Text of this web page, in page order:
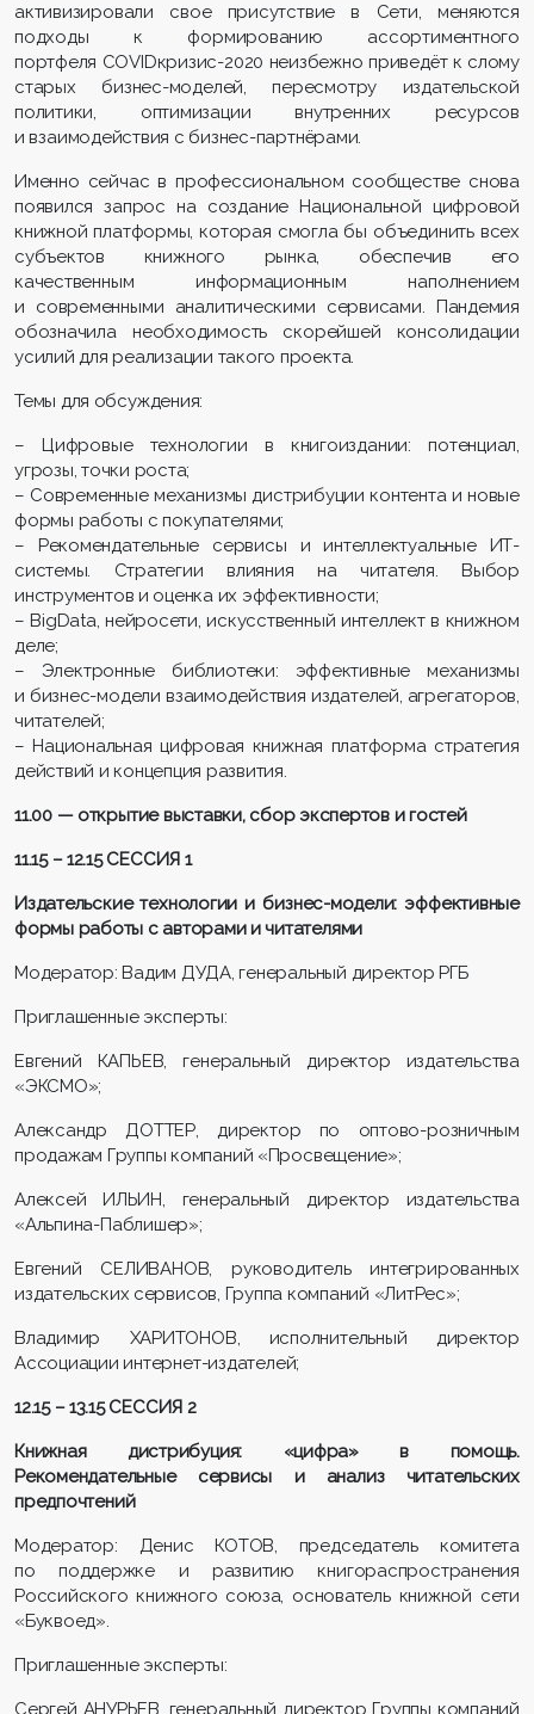
активизировали свое присутствие в Сети, меняются
подходы к формированию ассортиментного
портфеля COVIDкризис-2020 неизбежно приведёт к слому
старых бизнес-моделей, пересмотру издательской
политики, оптимизации внутренних ресурсов
и взаимодействия с бизнес-партнёрами.
Именно сейчас в профессиональном сообществе снова
появился запрос на создание Национальной цифровой
книжной платформы, которая смогла бы объединить всех
субъектов книжного рынка, обеспечив его
качественным информационным наполнением
и современными аналитическими сервисами. Пандемия
обозначила необходимость скорейшей консолидации
усилий для реализации такого проекта.
Темы для обсуждения:
– Цифровые технологии в книгоиздании: потенциал,
угрозы, точки роста;
– Современные механизмы дистрибуции контента и новые
формы работы с покупателями;
– Рекомендательные сервисы и интеллектуальные ИТ-
системы. Стратегии влияния на читателя. Выбор
инструментов и оценка их эффективности;
– BigData, нейросети, искусственный интеллект в книжном
деле;
– Электронные библиотеки: эффективные механизмы
и бизнес-модели взаимодействия издателей, агрегаторов,
читателей;
– Национальная цифровая книжная платформа стратегия
действий и концепция развития.
11.00 — открытие выставки, сбор экспертов и гостей
11.15 – 12.15 СЕССИЯ 1
Издательские технологии и бизнес-модели: эффективные
формы работы с авторами и читателями
Модератор: Вадим ДУДА, генеральный директор РГБ
Приглашенные эксперты:
Евгений КАПЬЕВ, генеральный директор издательства
«ЭКСМО»;
Александр ДОТТЕР, директор по оптово-розничным
продажам Группы компаний «Просвещение»;
Алексей ИЛЬИН, генеральный директор издательства
«Альпина-Паблишер»;
Евгений СЕЛИВАНОВ, руководитель интегрированных
издательских сервисов, Группа компаний «ЛитРес»;
Владимир ХАРИТОНОВ, исполнительный директор
Ассоциации интернет-издателей;
12.15 – 13.15 СЕССИЯ 2
Книжная дистрибуция: «цифра» в помощь.
Рекомендательные сервисы и анализ читательских
предпочтений
Модератор: Денис КОТОВ, председатель комитета
по поддержке и развитию книгораспространения
Российского книжного союза, основатель книжной сети
«Буквоед».
Приглашенные эксперты:
Сергей АНУРЬЕВ, генеральный директор Группы компаний